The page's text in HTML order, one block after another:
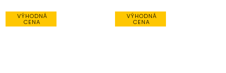
VÝHODNÁ
CENA
VÝHODNÁ
CENA